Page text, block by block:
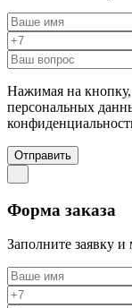
Нажимая на кнопку,
персональных
Отправить
Форма заказа
Заполните заявку и